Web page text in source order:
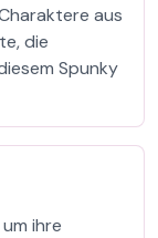
aus
die
Spunky
ihre